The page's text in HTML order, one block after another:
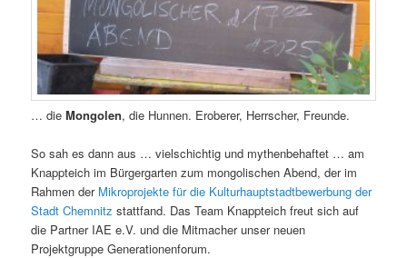
… dieMongolen, die Hunnen. Eroberer, Herrscher, Freunde.
So sah es dann aus … vielschichtig und mythenbehaftet … am
Knappteich im Bürgergarten zum mongolischen Abend, der im
Rahmen der Mikroprojekte für die Kulturhauptstadtbewerbung der
Stadt Chemnitz stattfand. Das Team Knappteich freut sich auf
die Partner IAE e.V. und die Mitmacher unser neuen
Projektgruppe Generationenforum.